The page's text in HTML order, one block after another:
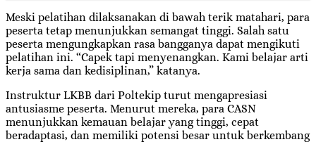
Meski pelatihan dilaksanakan di bawah terik matahari, para
peserta tetap menunjukkan semangat tinggi. Salah satu
peserta mengungkapkan rasa bangganya dapat mengikuti
pelatihan ini. “Capek tapi menyenangkan. Kami belajar arti
kerja sama dan kedisiplinan,” katanya.
Instruktur LKBB dari Poltekip turut mengapresiasi
antusiasme peserta. Menurut mereka, para CASN
menunjukkan kemauan belajar yang tinggi, cepat
beradaptasi, dan memiliki potensi besar untuk berkembang